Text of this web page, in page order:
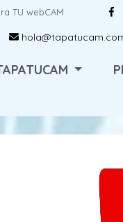
TU webCAM